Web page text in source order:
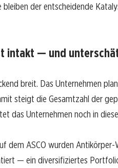
der entscheidende
intakt — und
breit. Das Unternehmen
steigt die Gesamtzahl der
das Unternehmen noch in
dem ASCO wurden
— ein diversifiziertes